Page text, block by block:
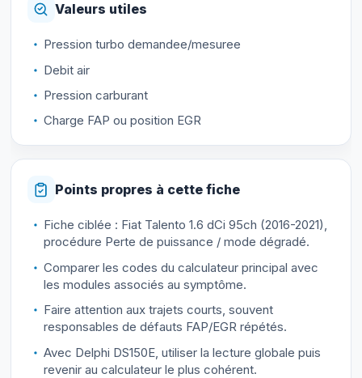
Valeurs utiles
Pression turbo demandee/mesuree
Debit air
Pression carburant
Charge FAP ou position EGR
Points propres à cette fiche
Fiche ciblée : Fiat Talento 1.6 dCi 95ch (2016-2021),
procédure Perte de puissance / mode dégradé.
Comparer les codes du calculateur principal avec
les modules associés au symptôme.
Faire attention aux trajets courts, souvent
responsables de défauts FAP/EGR répétés.
Avec Delphi DS150E, utiliser la lecture globale puis
revenir au calculateur le plus cohérent.